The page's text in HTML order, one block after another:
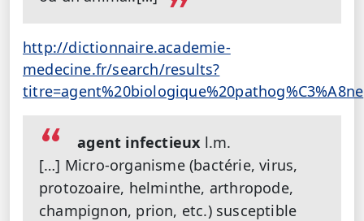
http://dictionnaire.academie-
medecine.fr/search/results?
titre=agent%20biologique%20pathog%C3%A8ne
agent infectieux l.m.
[…] Micro-organisme (bactérie, virus,
protozoaire, helminthe, arthropode,
champignon, prion, etc.) susceptible